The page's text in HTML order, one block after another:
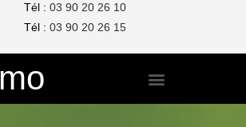
Tél : 03 90 20 26 10
Tél : 03 90 20 26 15